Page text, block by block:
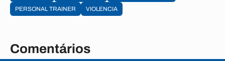
PERSONAL TRAINER
VIOLENCIA
Comentários